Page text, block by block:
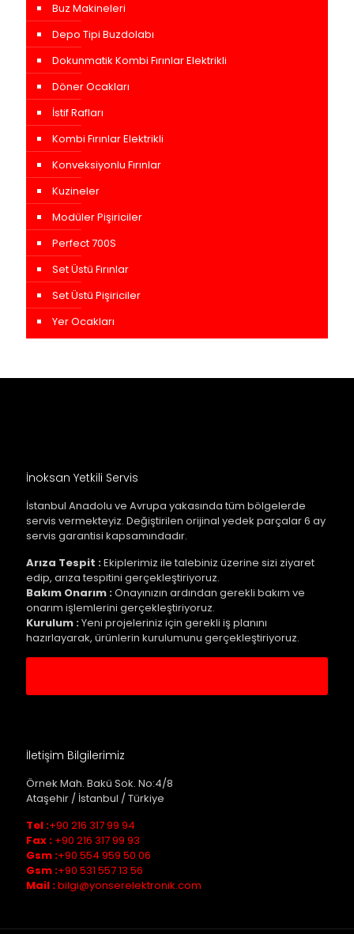
Buz Makineleri
Depo Tipi Buzdolabı
Dokunmatik Kombi Fırınlar Elektrikli
Döner Ocakları
İstif Rafları
Kombi Fırınlar Elektrikli
Konveksiyonlu Fırınlar
Kuzineler
Modüler Pişiriciler
Perfect 700S
Set Üstü Fırınlar
Set Üstü Pişiriciler
Yer Ocakları
İnoksan Yetkili Servis
İstanbul Anadolu ve Avrupa yakasında tüm bölgelerde
servis vermekteyiz. Değiştirilen orijinal yedek parçalar 6 ay
servis garantisi kapsamındadır.
Arıza Tespit :Ekiplerimiz ile talebiniz üzerine sizi ziyaret
edip, arıza tespitini gerçekleştiriyoruz.
Bakım Onarım :Onayınızın ardından gerekli bakım ve
onarım işlemlerini gerçekleştiriyoruz.
Kurulum :Yeni projeleriniz için gerekli iş planını
hazırlayarak, ürünlerin kurulumunu gerçekleştiriyoruz.
İletişim Bilgilerimiz
Örnek Mah. Bakü Sok. No:4/8
Ataşehir / İstanbul / Türkiye
Tel :+90 216 317 99 94
Fax : +90 216 317 99 93
Gsm :+90 554 959 50 06
Gsm :+90 531 557 13 56
Mail :bilgi@yonserelektronik.com